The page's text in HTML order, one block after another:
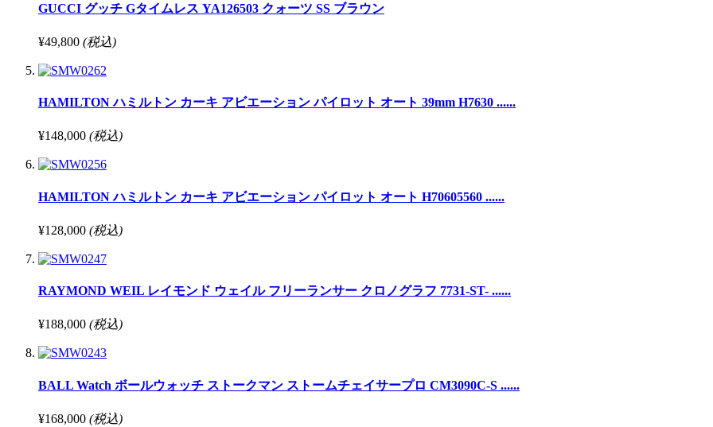
GUCCI グッチ Gタイムレス YA126503 クォーツ SS ブラウン
¥49,800 (税込)
HAMILTON ハミルトン カーキ アビエーション パイロット オート 39mm H7630 ......
¥148,000 (税込)
HAMILTON ハミルトン カーキ アビエーション パイロット オート H70605560 ......
¥128,000 (税込)
RAYMOND WEIL レイモンド ウェイル フリーランサー クロノグラフ 7731-ST- ......
¥188,000 (税込)
BALL Watch ボールウォッチ ストークマン ストームチェイサープロ CM3090C-S ......
¥168,000 (税込)